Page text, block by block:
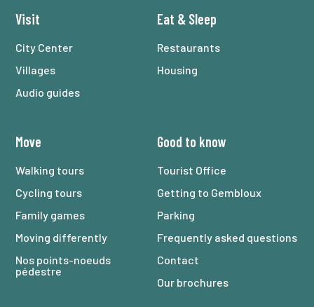
Visit
City Center
Villages
Audio guides
Eat & Sleep
Restaurants
Housing
Move
Walking tours
Cycling tours
Family games
Moving differently
Nos points-noeuds
pédestre
Good to know
Tourist Office
Getting to Gembloux
Parking
Frequently asked questions
Contact
Our brochures